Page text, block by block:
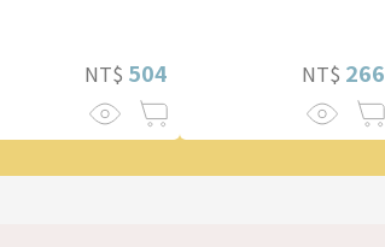
NT$ 504 NT$ 266